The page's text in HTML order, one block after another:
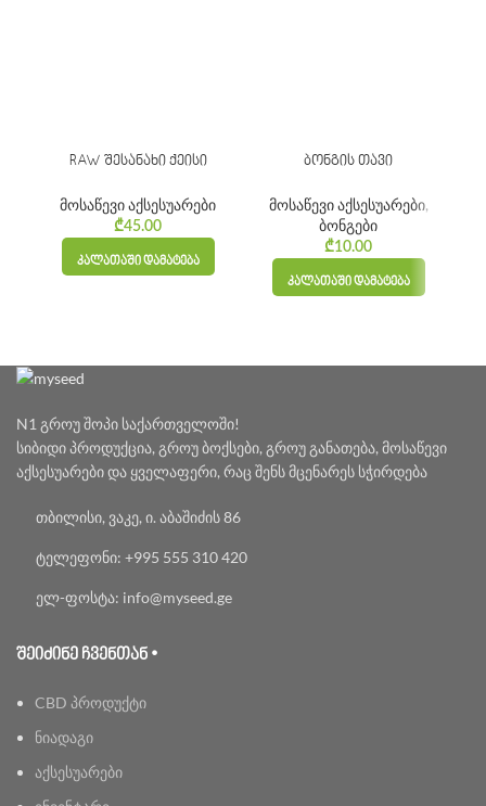
RAW შესანახი ქეისი
მოსაწევი აქსესუარები
₾45.00
ᲙᲐᲚᲐᲗᲐᲨᲘ ᲓᲐᲛᲐᲢᲔᲑᲐ
ბონგის თავი
მოსაწევი აქსესუარები,
ბონგები
₾10.00
ᲙᲐᲚᲐᲗᲐᲨᲘ ᲓᲐᲛᲐᲢᲔᲑᲐ
N1 გროუ შოპი საქართველოში!
სიბიდი პროდუქცია, გროუ ბოქსები, გროუ განათება, მოსაწევი
აქსესუარები და ყველაფერი, რაც შენს მცენარეს სჭირდება
თბილისი, ვაკე, ი. აბაშიძის 86
ტელეფონი: +995 555 310 420
ელ-ფოსტა: info@myseed.ge
ᲨᲔᲘᲫᲘᲜᲔ ᲩᲕᲔᲜᲗᲐᲜ •
CBD პროდუქტი
ნიადაგი
აქსესუარები